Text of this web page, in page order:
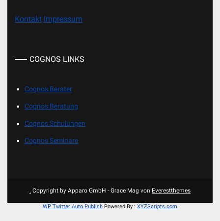
Kontakt Impressum
COGNOS LINKS
Cognos Berater
Cognos Beratung
Cognos Schulungen
Cognos Seminare
. Copyright by Apparo GmbH - Grace Mag von Everestthemes
WP Twitter Auto Publish Powered By : XYZScripts.com